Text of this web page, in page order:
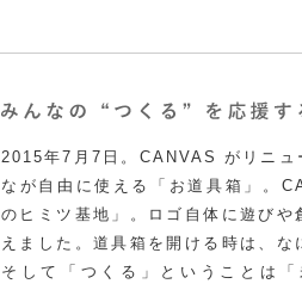
2015年7月7日。CANVAS がリニュ
なが自由に使える「お道具箱」。
のヒミツ基地」。ロゴ自体に遊び
えました。道具箱を開ける時は、
そして「つくる」ということは